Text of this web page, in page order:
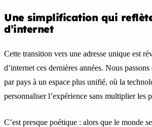
Une simplification qui
d’internet
Cette transition vers une adresse unique est
d’internet ces dernières années. Nous
par pays à un espace plus unifié, où la
personnaliser l’expérience sans multiplier les
C’est presque poétique : alors que le monde